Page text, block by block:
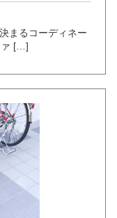
まるコーディネー
ァ […]